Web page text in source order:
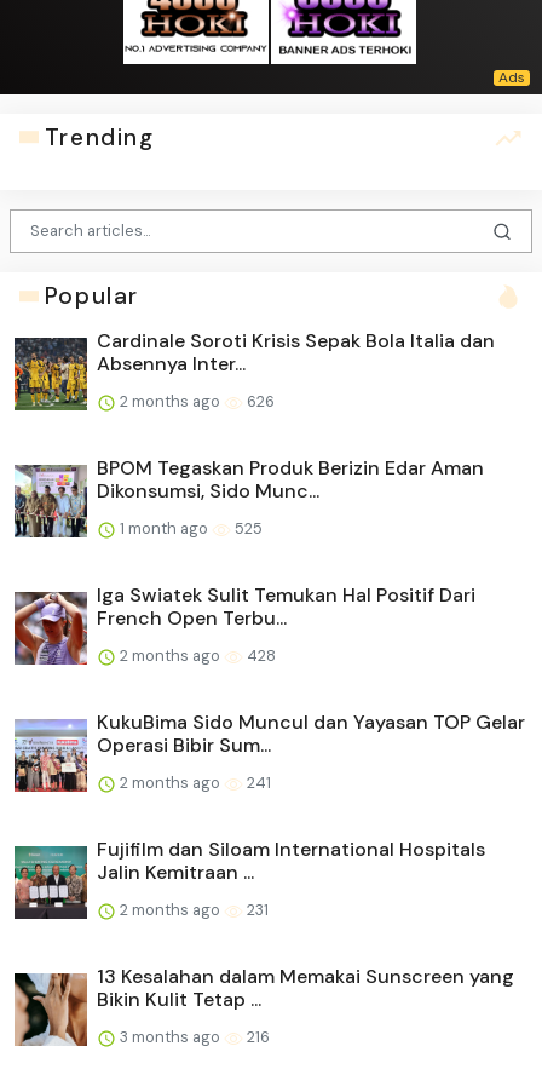
Trending
Popular
Cardinale Soroti Krisis Sepak Bola Italia dan
Absennya Inter...
2 months ago 626
BPOM Tegaskan Produk Berizin Edar Aman
Dikonsumsi, Sido Munc...
1 month ago 525
Iga Swiatek Sulit Temukan Hal Positif Dari
French Open Terbu...
2 months ago 428
KukuBima Sido Muncul dan Yayasan TOP Gelar
Operasi Bibir Sum...
2 months ago 241
Fujifilm dan Siloam International Hospitals
Jalin Kemitraan ...
2 months ago 231
13 Kesalahan dalam Memakai Sunscreen yang
Bikin Kulit Tetap ...
3 months ago 216